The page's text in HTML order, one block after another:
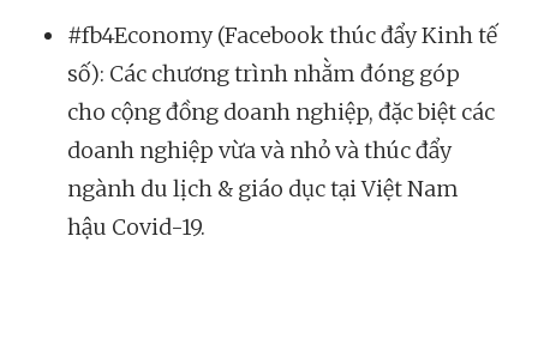
#fb4Economy (Facebook thúc đẩy Kinh tế
số): Các chương trình nhằm đóng góp
cho cộng đồng doanh nghiệp, đặc biệt các
doanh nghiệp vừa và nhỏ và thúc đẩy
ngành du lịch & giáo dục tại Việt Nam
hậu Covid-19.